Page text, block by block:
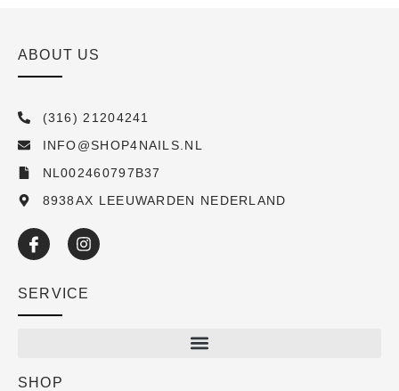
ABOUT US
(316) 21204241
INFO@SHOP4NAILS.NL
NL002460797B37
8938AX LEEUWARDEN NEDERLAND
SERVICE
SHOP